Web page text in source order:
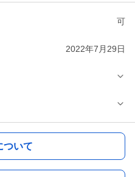
可
2022年7月29日
ついて